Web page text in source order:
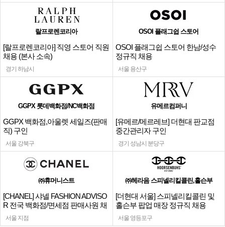
랄프로렌코리아
[랄프로렌코리아] 직영 스토어 직원
채용 (본사 소속)
경기 하남시
OSOI 플래그쉽 스토어
OSOI 플래그쉽 스토어 한남/성수
정규직 채용
서울 용산구
GGPX 롯데백화점/NC백화점
GGPX 백화점,아울렛 세일즈(판매
직) 구인
서울 강북구
유메르컴퍼니
[유메르/메르레브] 더현대 판교점
중간관리자 구인
경기 성남시 분당구
㈜휴머니스트
[CHANEL] 샤넬 FASHION ADVISO
R 전국 백화점/면세점 판매사원 채
용
서울 지점
㈜헤라음 스피넬리킬콜린,홀슨부
[더현대 서울] 스피넬리킬콜린 및
홀슨부 팝업 매장 정규직 채용
서울 영등포구